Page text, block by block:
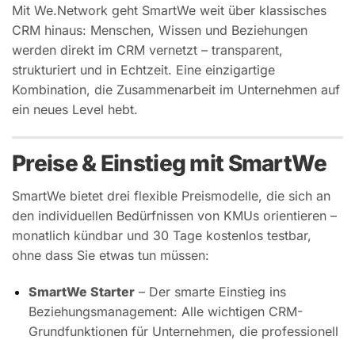
Mit We.Network geht SmartWe weit über klassisches
CRM hinaus: Menschen, Wissen und Beziehungen
werden direkt im CRM vernetzt – transparent,
strukturiert und in Echtzeit. Eine einzigartige
Kombination, die Zusammenarbeit im Unternehmen auf
ein neues Level hebt.
Preise & Einstieg mit SmartWe
SmartWe bietet drei flexible Preismodelle, die sich an
den individuellen Bedürfnissen von KMUs orientieren –
monatlich kündbar und 30 Tage kostenlos testbar,
ohne dass Sie etwas tun müssen:
SmartWe Starter– Der smarte Einstieg ins
Beziehungsmanagement: Alle wichtigen CRM-
Grundfunktionen für Unternehmen, die professionell